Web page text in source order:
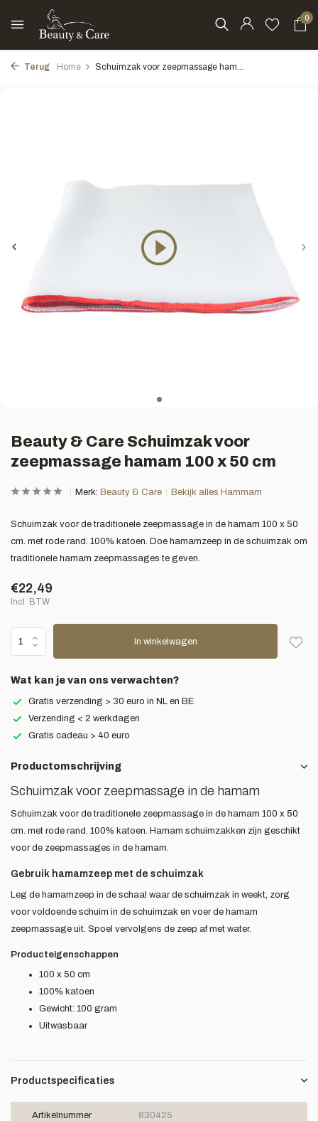
0
Terug Home Schuimzak voor zeepmassage ham...
Beauty & Care Schuimzak voor
zeepmassage hamam 100 x 50 cm
Merk: Beauty & Care Bekijk alles Hammam
Schuimzak voor de traditionele zeepmassage in de hamam 100 x 50
cm. met rode rand. 100% katoen. Doe hamamzeep in de schuimzak om
traditionele hamam zeepmassages te geven.
€22,49
Incl. BTW
In winkelwagen
Wat kan je van ons verwachten?
Gratis verzending > 30 euro in NL en BE
Verzending < 2 werkdagen
Gratis cadeau > 40 euro
Productomschrijving
Schuimzak voor zeepmassage in de hamam
Schuimzak voor de traditionele zeepmassage in de hamam 100 x 50
cm. met rode rand. 100% katoen. Hamam schuimzakken zijn geschikt
voor de zeepmassages in de hamam.
Gebruik hamamzeep met de schuimzak
Leg de hamamzeep in de schaal waar de schuimzak in weekt, zorg
voor voldoende schuim in de schuimzak en voer de hamam
zeepmassage uit. Spoel vervolgens de zeep af met water.
Producteigenschappen
100 x 50 cm
100% katoen
Gewicht: 100 gram
Uitwasbaar
Productspecificaties
Artikelnummer 830425